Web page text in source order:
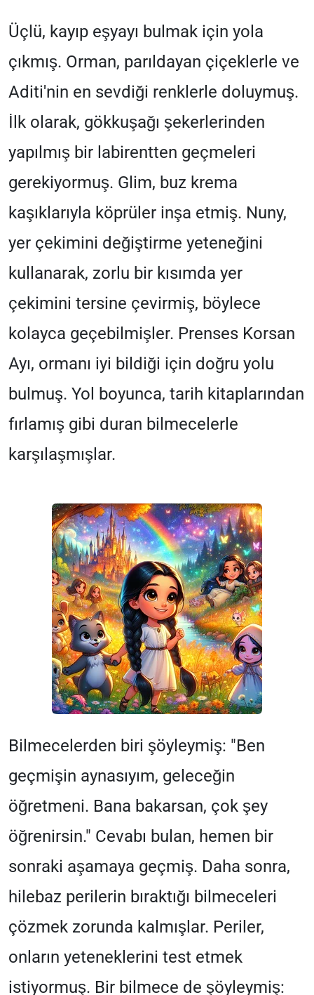
Üçlü, kayıp eşyayı bulmak için yola
çıkmış. Orman, parıldayan çiçeklerle ve
Aditi'nin en sevdiği renklerle doluymuş.
İlk olarak, gökkuşağı şekerlerinden
yapılmış bir labirentten geçmeleri
gerekiyormuş. Glim, buz krema
kaşıklarıyla köprüler inşa etmiş. Nuny,
yer çekimini değiştirme yeteneğini
kullanarak, zorlu bir kısımda yer
çekimini tersine çevirmiş, böylece
kolayca geçebilmişler. Prenses Korsan
Ayı, ormanı iyi bildiği için doğru yolu
bulmuş. Yol boyunca, tarih kitaplarından
fırlamış gibi duran bilmecelerle
karşılaşmışlar.
Bilmecelerden biri şöyleymiş: "Ben
geçmişin aynasıyım, geleceğin
öğretmeni. Bana bakarsan, çok şey
öğrenirsin." Cevabı bulan, hemen bir
sonraki aşamaya geçmiş. Daha sonra,
hilebaz perilerin bıraktığı bilmeceleri
çözmek zorunda kalmışlar. Periler,
onların yeteneklerini test etmek
istiyormuş. Bir bilmece de şöyleymiş: